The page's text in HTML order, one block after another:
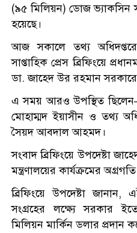
(৯৫ মিলিয়ন) ডোজ ভ্যাকসিন
হয়েছে।
আজ সকালে তথ্য
সাপ্তাহিক প্রেস ব্রিফিংয়ে
ডা. জাহেদ উর রহমান
এ সময় আরও উপস্থিত ছিলেন—
মোহাম্মদ ইয়াসীন ও তথ্য
সৈয়দ আবদাল আহমদ।
সংবাদ ব্রিফিংয়ে উপদেষ্টা
মন্ত্রণালয়ের কার্যক্রমের
ব্রিফিংয়ে উপদেষ্টা
সংগ্রহের লক্ষ্যে সরকার
মিলিয়ন মার্কিন ডলার প্রদান